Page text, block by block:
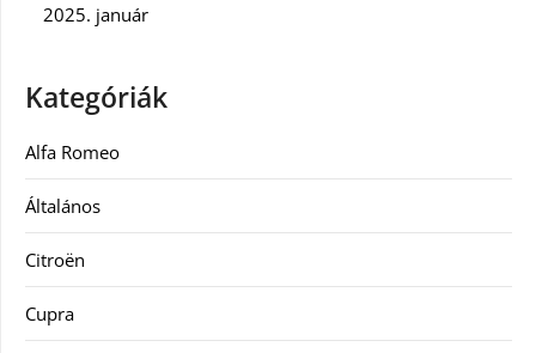
2025. január
Kategóriák
Alfa Romeo
Általános
Citroën
Cupra